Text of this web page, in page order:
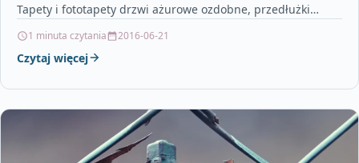
Tapety i fototapety drzwi ażurowe ozdobne, przedłużki
1 minuta czytania 2016-06-21
Czytaj więcej